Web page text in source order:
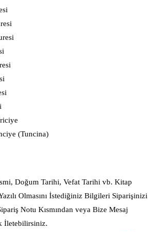
(Tuncina)
Doğum Tarihi, Vefat Tarihi vb. Kitap
Olmasını İstediğiniz Bilgileri Siparişinizi
Notu Kısmından veya Bize Mesaj
İletebilirsiniz.